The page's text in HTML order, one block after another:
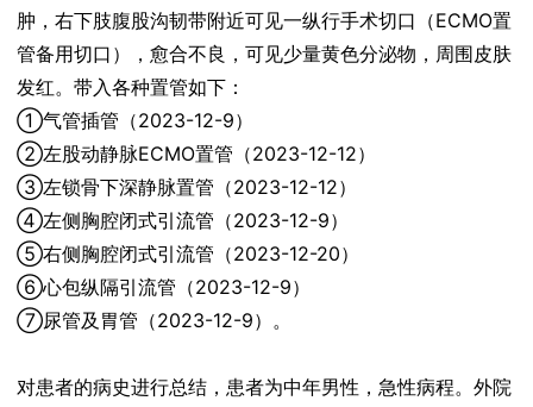
肿，右下肢腹股沟韧带附近可见一纵行手术切口（ECMO置
管备用切口），愈合不良，可见少量黄色分泌物，周围皮肤
发红。带入各种置管如下：
①气管插管（2023-12-9）
②左股动静脉ECMO置管（2023-12-12）
③左锁骨下深静脉置管（2023-12-12）
④左侧胸腔闭式引流管（2023-12-9）
⑤右侧胸腔闭式引流管（2023-12-20）
⑥心包纵隔引流管（2023-12-9）
⑦尿管及胃管（2023-12-9）。
对患者的病史进行总结，患者为中年男性，急性病程。外院